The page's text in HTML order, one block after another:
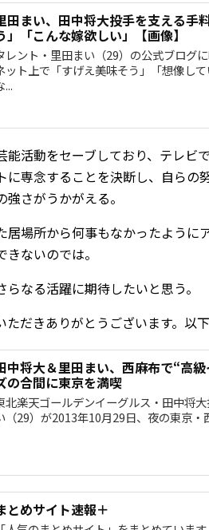
田まい、田中将大投手を支える手
」「こんな嫁欲しい」【画像】
レント・里田まい（29）の公式ブログ
ット上で「すげえ美味そう」「想像し
...
活動をセーブしており、テレビ
に専念することを決断し、自らの
さがうかがえる。
居場所から何事もなかったように
ないのでは。
なる活躍に期待したいと思う。
だきありがとうございます。以
中将大＆里田まい、西麻布で“高
の合間に東京を満喫
北楽天ゴールデンイーグルス・田中将
（29）が2013年10月29日、夜の東京・
とめサイト速報＋